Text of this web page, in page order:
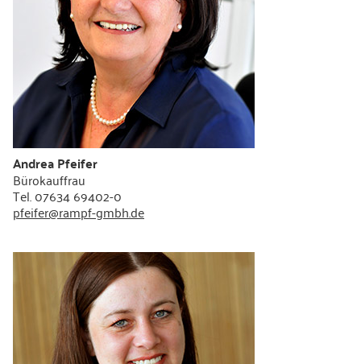
Andrea Pfeifer
Bürokauffrau
Tel. 07634 69402-0
pfeifer@rampf-gmbh.de